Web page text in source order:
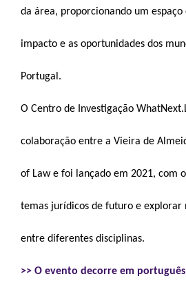
da área, proporcionando um
impacto e as oportunidades dos
Portugal.
O Centro de Investigação
colaboração entre a Vieira de
of Law e foi lançado em 2021, com
temas jurídicos de futuro e explorar
entre diferentes disciplinas.
>> O evento decorre em